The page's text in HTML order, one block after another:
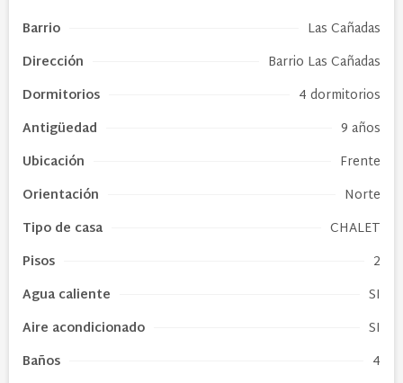
Barrio
Las Cañadas
Dirección
Barrio Las Cañadas
Dormitorios
4 dormitorios
Antigüedad
9 años
Ubicación
Frente
Orientación
Norte
Tipo de casa
CHALET
Pisos
2
Agua caliente
SI
Aire acondicionado
SI
Baños
4